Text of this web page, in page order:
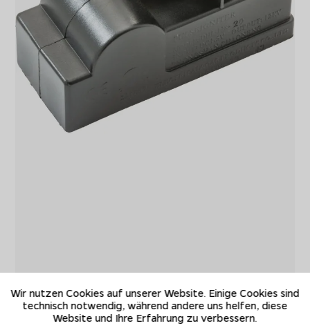
Wir nutzen Cookies auf unserer Website. Einige Cookies sind
technisch notwendig, während andere uns helfen, diese
Website und Ihre Erfahrung zu verbessern.